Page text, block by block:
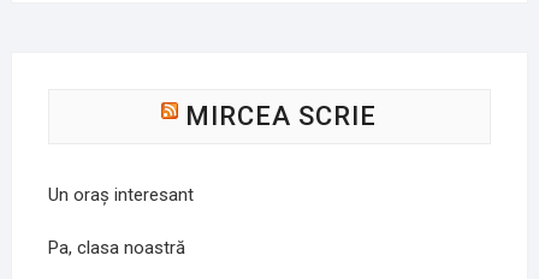
MIRCEA SCRIE
Un oraș interesant
Pa, clasa noastră